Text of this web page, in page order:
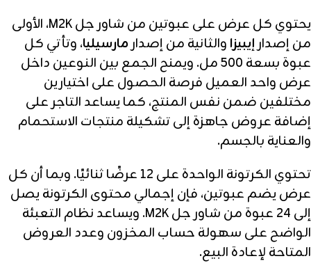
يحتوي كل عرض على عبوتين من شاور جل M2K، الأولى
من إصدارإيبيزا والثانية من إصدارمارسيليا، وتأتي كل
عبوة بسعة 500 مل. ويمنح الجمع بين النوعين داخل
عرض واحد العميل فرصة الحصول على اختيارين
مختلفين ضمن نفس المنتج، كما يساعد التاجر على
إضافة عروض جاهزة إلى تشكيلة منتجات الاستحمام
والعناية بالجسم.
تحتوي الكرتونة الواحدة على 12 عرضًا ثنائيًا. وبما أن كل
عرض يضم عبوتين، فإن إجمالي محتوى الكرتونة يصل
إلى 24 عبوة من شاور جل M2K. ويساعد نظام التعبئة
الواضح على سهولة حساب المخزون وعدد العروض
المتاحة لإعادة البيع.